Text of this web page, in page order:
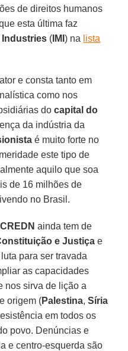
de direitos humanos
esta última faz
Industries ( IMI) na lista
e consta tanto em
como nos
docapital do
da indústria da
é muito forte no
este tipo de
aquilo que soa
de 16 milhões de
no Brasil.
ainda tem de
e Justiça e
para ser travada
as capacidades
nos sirva de lição a
origem (Palestina,Síria
em todos os
povo. Denúncias e
e centro-esquerda são